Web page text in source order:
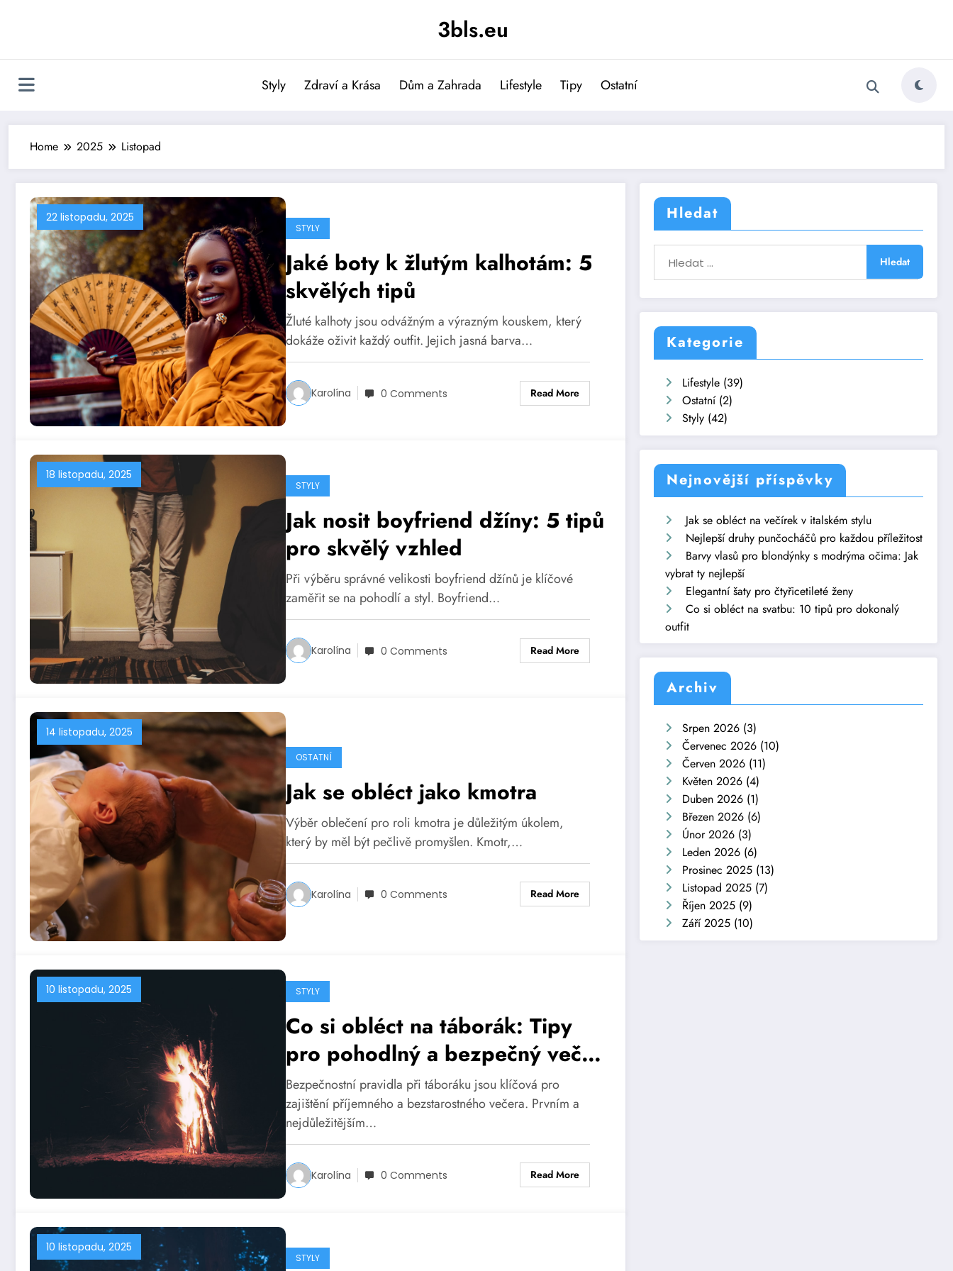
3bls.eu
Styly Zdraví a Krása Dům a Zahrada Lifestyle Tipy Ostatní
Home 2025 Listopad
22 listopadu, 2025
STYLY
Jaké boty k žlutým kalhotám: 5
skvělých tipů
Žluté kalhoty jsou odvážným a výrazným kouskem, který
dokáže oživit každý outfit. Jejich jasná barva…
Karolína 0 Comments Read More
18 listopadu, 2025
STYLY
Jak nosit boyfriend džíny: 5 tipů
pro skvělý vzhled
Při výběru správné velikosti boyfriend džínů je klíčové
zaměřit se na pohodlí a styl. Boyfriend…
Karolína 0 Comments Read More
14 listopadu, 2025
OSTATNÍ
Jak se obléct jako kmotra
Výběr oblečení pro roli kmotra je důležitým úkolem,
který by měl být pečlivě promyšlen. Kmotr,…
Karolína 0 Comments Read More
10 listopadu, 2025 STYLY
Co si obléct na táborák: Tipy
pro pohodlný a bezpečný večer
u ohně
Bezpečnostní pravidla při táboráku jsou klíčová pro
zajištění příjemného a bezstarostného večera. Prvním a
nejdůležitějším…
Karolína 0 Comments Read More
10 listopadu, 2025
STYLY
Hledat
Kategorie
Lifestyle (39)
Ostatní(2)
Styly (42)
Nejnovější příspěvky
Jak se obléct na večírek v italském stylu
Nejlepší druhy punčocháčů pro každou příležitost
Barvy vlasů pro blondýnky s modrýma očima: Jak
vybrat ty nejlepší
Elegantní šaty pro čtyřicetileté ženy
Co si obléct na svatbu: 10 tipů pro dokonalý
outfit
Archiv
Srpen 2026 (3)
Červenec 2026 (10)
Červen 2026 (11)
Květen 2026 (4)
Duben 2026 (1)
Březen 2026 (6)
Únor 2026 (3)
Leden 2026 (6)
Prosinec 2025 (13)
Listopad 2025 (7)
Říjen 2025 (9)
Září 2025 (10)